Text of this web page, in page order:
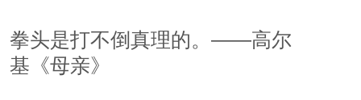
拳头是打不倒真理的。——高尔
基《母亲》